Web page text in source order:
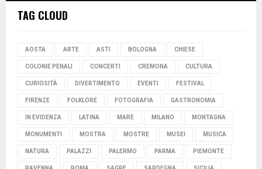
TAG CLOUD
AOSTA ARTE ASTI BOLOGNA CHIESE
COLONIE PENALI CONCERTI CREMONA CULTURA
CURIOSITÀ DIVERTIMENTO EVENTI FESTIVAL
FIRENZE FOLKLORE FOTOGRAFIA GASTRONOMIA
IN EVIDENZA LATINA MARE MILANO MONTAGNA
MONUMENTI MOSTRA MOSTRE MUSEI MUSICA
NATURA PALAZZI PALERMO PARMA PIEMONTE